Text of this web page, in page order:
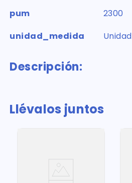
pum
2300
unidad_medida
Unidad
Descripción:
Llévalos juntos